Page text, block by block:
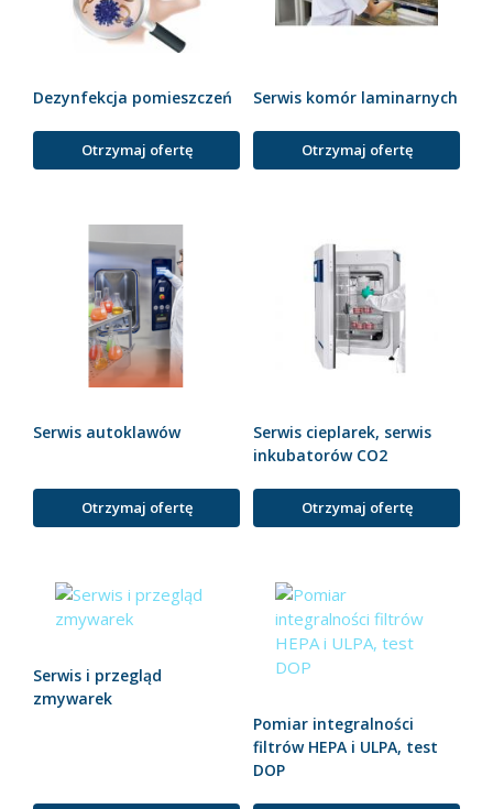
Dezynfekcja pomieszczeń
Otrzymaj ofertę
Serwis komór laminarnych
Otrzymaj ofertę
Serwis autoklawów
Otrzymaj ofertę
Serwis cieplarek, serwis
inkubatorów CO2
Otrzymaj ofertę
Serwis i przegląd
zmywarek
Pomiar integralności
filtrów HEPA i ULPA, test
DOP